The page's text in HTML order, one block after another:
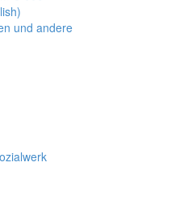
und andere